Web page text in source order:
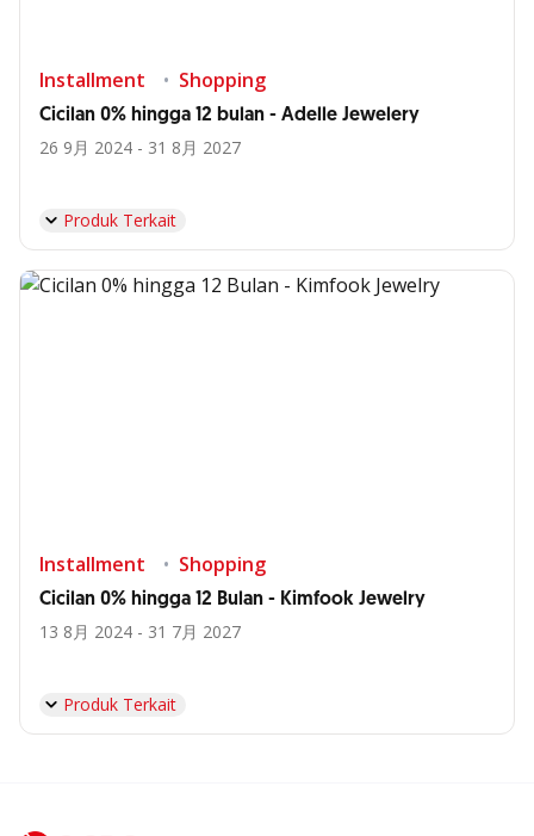
Installment Shopping
Cicilan 0% hingga 12 bulan - Adelle Jewelery
26 9月 2024 - 31 8月 2027
Produk Terkait
Installment Shopping
Cicilan 0% hingga 12 Bulan - Kimfook Jewelry
13 8月 2024 - 31 7月 2027
Produk Terkait